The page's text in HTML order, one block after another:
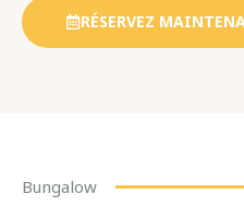
RÉSERVEZ
Bungalow